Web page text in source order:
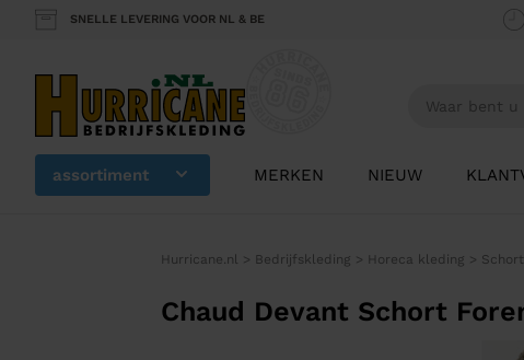
SNELLE LEVERING VOOR NL & BE
assortiment MERKEN NIEUW
Hurricane.nl > Bedrijfskleding > Horeca kleding >
Chaud Devant Schort